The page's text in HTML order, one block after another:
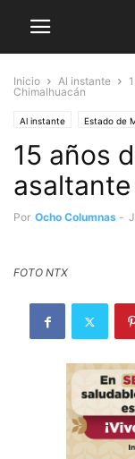
Inicio Al instante
Chimalhuacán
Al instante Estado de
15 años
Por Ocho Columnas -
FOTO NTX